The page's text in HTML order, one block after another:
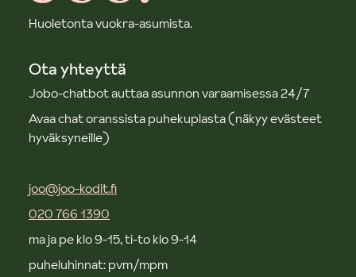
Huoletonta vuokra-asumista.
Ota yhteyttä
Jobo-chatbot auttaa asunnon varaamisessa 24/7
Avaa chat oranssista puhekuplasta (näkyy evästeet
hyväksyneille)
joo@joo-kodit.fi
020 766 1390
ma ja pe klo 9-15, ti-to klo 9-14
puheluhinnat: pvm/mpm